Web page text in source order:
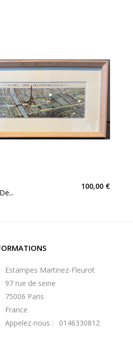
100,00 €
Estampes Martinez-Fleurot
97 rue de seine
75006 Paris
France
Appelez-nous : 0146330812